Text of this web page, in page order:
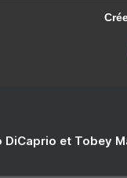
DiCaprio et Tobey